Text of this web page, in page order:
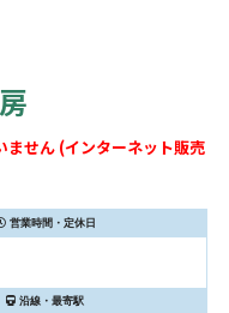
せん (インターネット販売
営業時間・定休日
沿線・最寄駅